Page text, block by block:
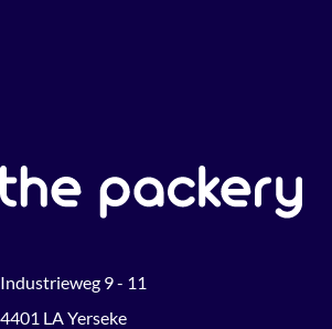
Industrieweg 9 - 11
4401 LA Yerseke